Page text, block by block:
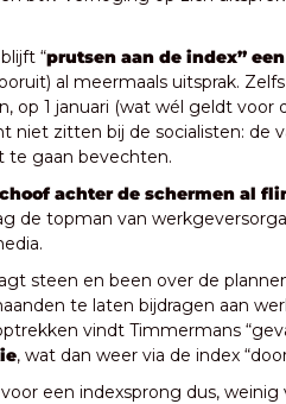
“prutsen aan de index”
al meermaals uitsprak.
op 1 januari (wat wél geldt
niet zitten bij de socialisten: de
te gaan bevechten.
achter de schermen al
de topman van
steen en been over de
te laten bijdragen aan
vindt Timmermans
, wat dan weer via de index
een indexsprong dus, weinig